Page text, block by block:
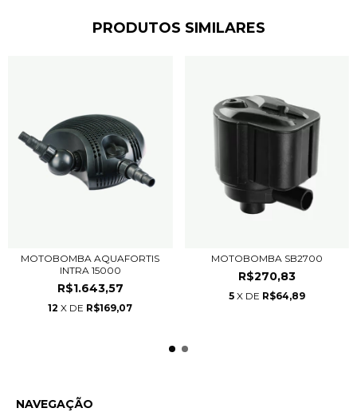
PRODUTOS SIMILARES
MOTOBOMBA AQUAFORTIS
INTRA 15000
R$1.643,57
12 X DE R$169,07
MOTOBOMBA SB2700
R$270,83
5 X DE R$64,89
NAVEGAÇÃO